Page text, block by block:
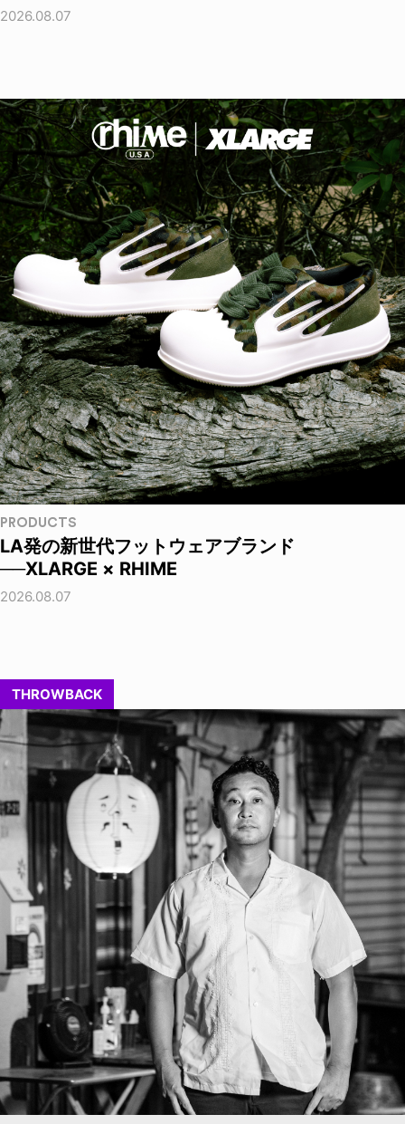
2026.08.07
PRODUCTS
LA発の新世代フットウェアブランド
──XLARGE × RHIME
2026.08.07
THROWBACK